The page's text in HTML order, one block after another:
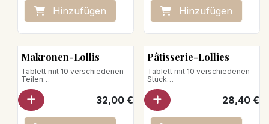
Hinzufügen
- Alles VanilleHinzufügen
Makronen-Lollis
Tablett mit 10 verschiedenen
Teilen
Zusammensetzung je 2 Stück:
- Himbeer-Makrone
- Zitronen-Makrone
- Pistazien-Makrone
32,00€
Pâtisserie-Lollies
Tablett mit 10 verschiedenen
Stück
Zusammensetzung je 2 Stück:
- Schokoladenlolli
- Passionsfrucht-Vanille-Lolli
- Zitronenlolli
28,40€